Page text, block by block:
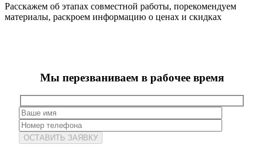
Расскажем об этапах совместной работы, порекомендуем
материалы, раскроем информацию о ценах и скидках
Мы перезваниваем в рабочее время